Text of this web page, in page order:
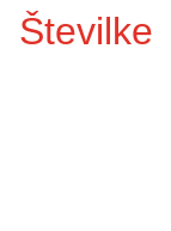
Številke